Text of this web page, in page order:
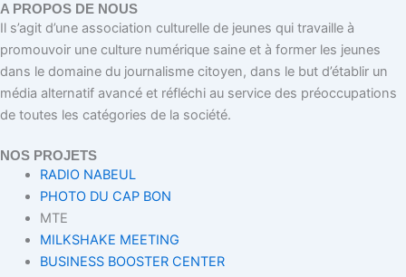
A PROPOS DE NOUS
Il s’agit d’une association culturelle de jeunes qui travaille à
promouvoir une culture numérique saine et à former les jeunes
dans le domaine du journalisme citoyen, dans le but d’établir un
média alternatif avancé et réfléchi au service des préoccupations
de toutes les catégories de la société.
NOS PROJETS
RADIO NABEUL
PHOTO DU CAP BON
MTE
MILKSHAKE MEETING
BUSINESS BOOSTER CENTER